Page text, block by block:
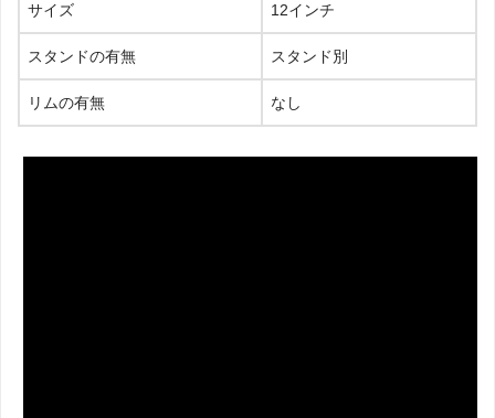
サイズ 12インチ
スタンドの有無 スタンド別
リムの有無 なし